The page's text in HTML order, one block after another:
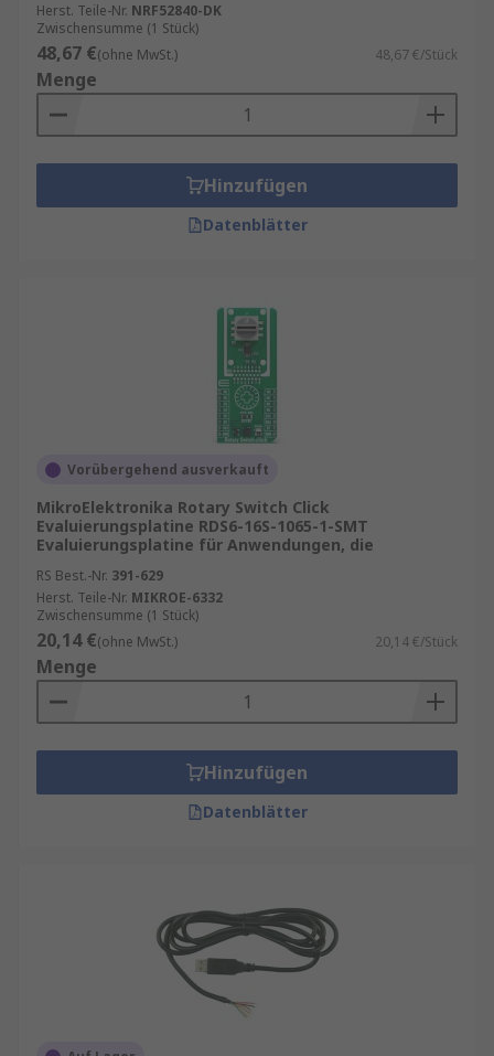
Herst. Teile-Nr. NRF52840-DK
Zwischensumme (1 Stück)
48,67 €(ohne MwSt.) 48,67 €/Stück
Menge
Hinzufügen
Datenblätter
Vorübergehend ausverkauft
MikroElektronika Rotary Switch Click
Evaluierungsplatine RDS6-16S-1065-1-SMT
Evaluierungsplatine für Anwendungen, die
RS Best.-Nr. 391-629
Herst. Teile-Nr. MIKROE-6332
Zwischensumme (1 Stück)
20,14 €(ohne MwSt.) 20,14 €/Stück
Menge
Hinzufügen
Datenblätter